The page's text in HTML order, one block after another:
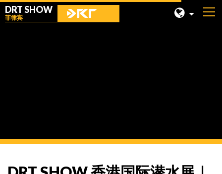
DRT SHOW
菲律宾
菲律宾